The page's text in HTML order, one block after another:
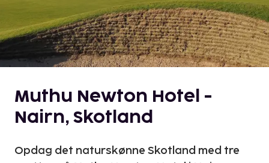
Muthu Newton Hotel -
Nairn, Skotland
Opdag det naturskønne Skotland med tre